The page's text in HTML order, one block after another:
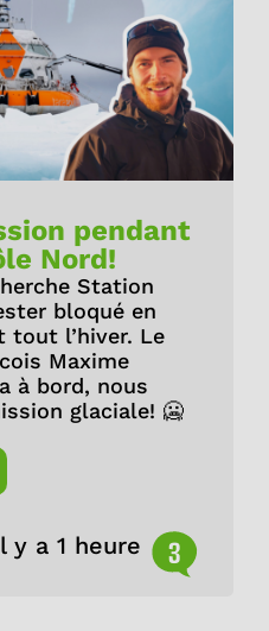
pendant
Nord!
Station
bloqué en
tout l’hiver. Le
Maxime
à bord, nous
glaciale! 🥶
y a 1 heure 3